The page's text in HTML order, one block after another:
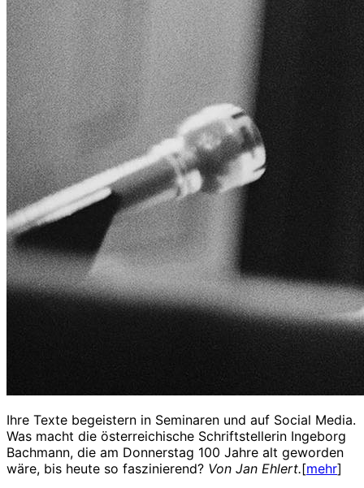
Ihre Texte begeistern in Seminaren und auf Social Media.
Was macht die österreichische Schriftstellerin Ingeborg
Bachmann, die am Donnerstag 100 Jahre alt geworden
wäre, bis heute so faszinierend? Von Jan Ehlert.[mehr]